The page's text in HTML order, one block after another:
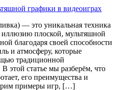
графики в видеоиграх
— это уникальная техника
иллюзию плоской, мультяшной
благодаря своей способности
и атмосферу, которые
традиционной
этой статье мы разберём, что
его преимущества и
примеры игр, […]